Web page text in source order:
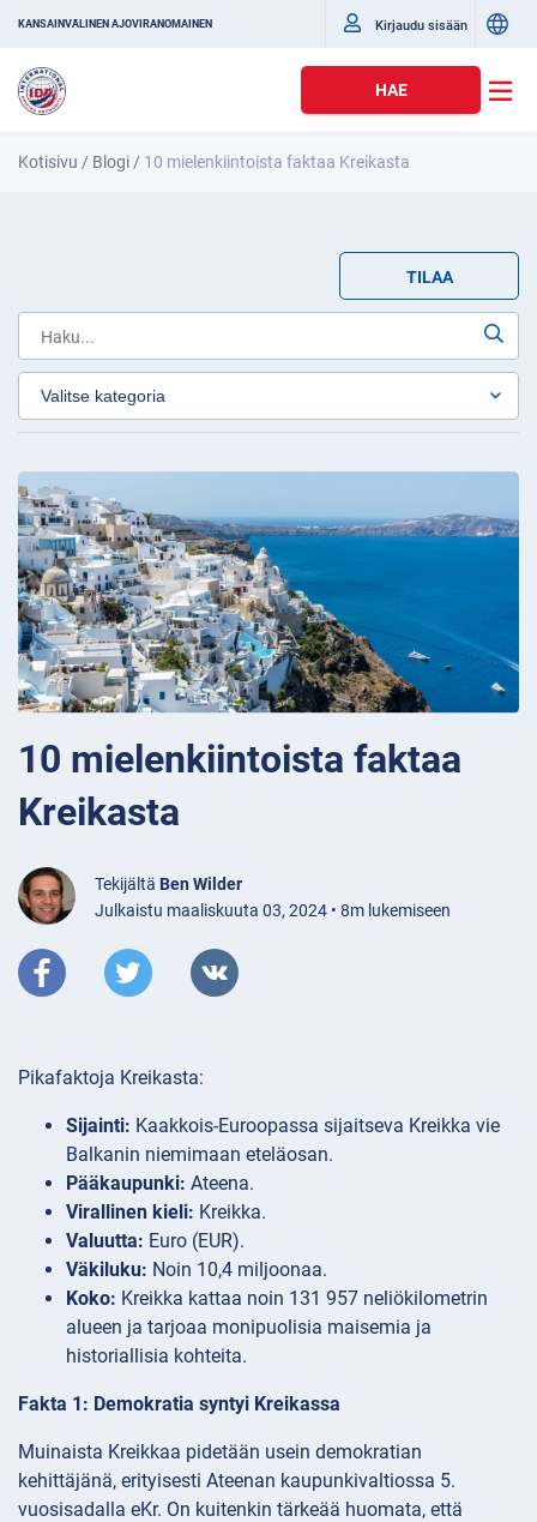
KANSAINVÄLINEN AJOVIRANOMAINEN Kirjaudu sisään
HAE
Kotisivu / Blogi / 10 mielenkiintoista faktaa Kreikasta
TILAA
10 mielenkiintoista faktaa
Kreikasta
Tekijältä Ben Wilder
Julkaistu maaliskuuta 03, 2024 • 8m lukemiseen
Pikafaktoja Kreikasta:
Sijainti: Kaakkois-Euroopassa sijaitseva Kreikka vie
Balkanin niemimaan eteläosan.
Pääkaupunki: Ateena.
Virallinen kieli: Kreikka.
Valuutta: Euro (EUR).
Väkiluku: Noin 10,4 miljoonaa.
Koko: Kreikka kattaa noin 131 957 neliökilometrin
alueen ja tarjoaa monipuolisia maisemia ja
historiallisia kohteita.
Fakta 1: Demokratia syntyi Kreikassa
Muinaista Kreikkaa pidetään usein demokratian
kehittäjänä, erityisesti Ateenan kaupunkivaltiossa 5.
vuosisadalla eKr. On kuitenkin tärkeää huomata, että